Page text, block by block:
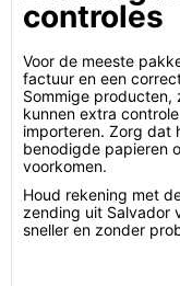
controles
Voor de meeste
factuur en een
Sommige producten,
kunnen extra
importeren. Zorg dat
benodigde papieren
voorkomen.
Houd rekening met
zending uit Salvador
sneller en zonder